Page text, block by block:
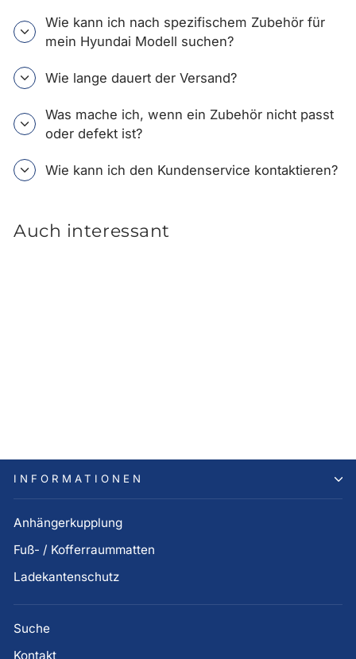
Wie kann ich nach spezifischem Zubehör für
mein Hyundai Modell suchen?
Wie lange dauert der Versand?
Was mache ich, wenn ein Zubehör nicht passt
oder defekt ist?
Wie kann ich den Kundenservice kontaktieren?
Auch interessant
INFORMATIONEN
Anhängerkupplung
Fuß- / Kofferraummatten
Ladekantenschutz
Suche
Kontakt